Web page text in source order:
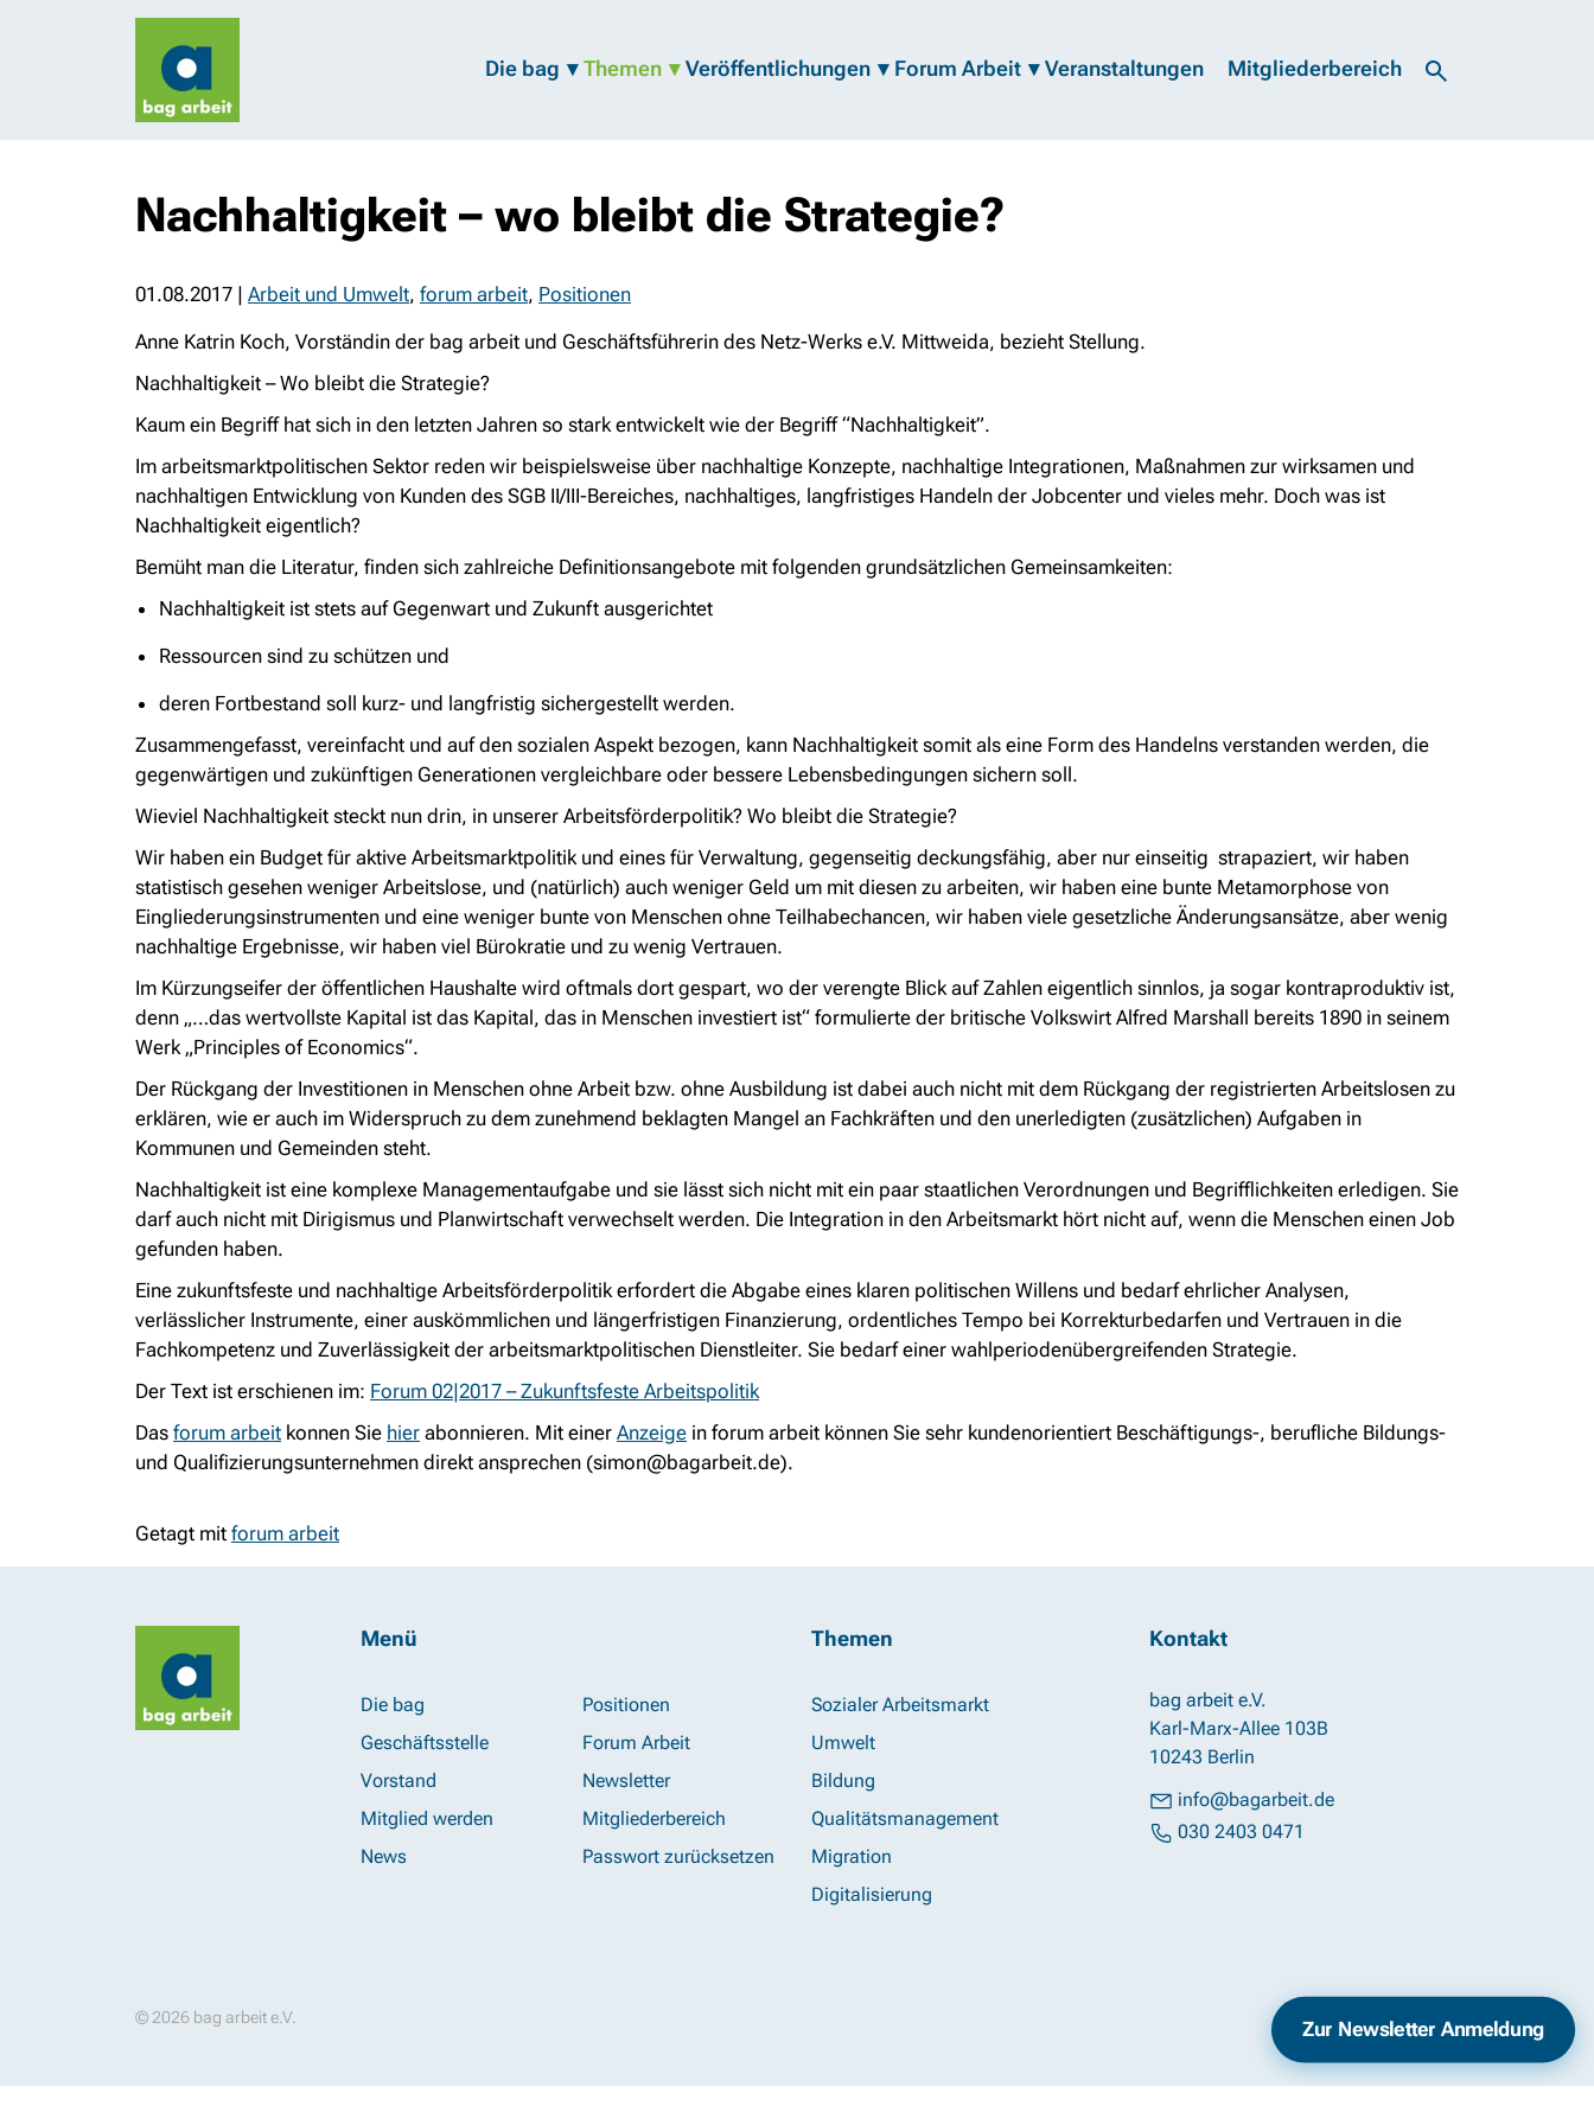
Die bag Themen Veröffentlichungen Forum Arbeit Veranstaltungen Mitgliederbereich
Nachhaltigkeit – wo bleibt die Strategie?
01.08.2017 | Arbeit und Umwelt, forum arbeit, Positionen
Anne Katrin Koch, Vorständin der bag arbeit und Geschäftsführerin des Netz-Werks e.V. Mittweida, bezieht Stellung.
Nachhaltigkeit – Wo bleibt die Strategie?
Kaum ein Begriff hat sich in den letzten Jahren so stark entwickelt wie der Begriff “Nachhaltigkeit”.
Im arbeitsmarktpolitischen Sektor reden wir beispielsweise über nachhaltige Konzepte, nachhaltige Integrationen, Maßnahmen zur wirksamen und
nachhaltigen Entwicklung von Kunden des SGB II/III-Bereiches, nachhaltiges, langfristiges Handeln der Jobcenter und vieles mehr. Doch was ist
Nachhaltigkeit eigentlich?
Bemüht man die Literatur, finden sich zahlreiche Definitionsangebote mit folgenden grundsätzlichen Gemeinsamkeiten:
Nachhaltigkeit ist stets auf Gegenwart und Zukunft ausgerichtet
Ressourcen sind zu schützen und
deren Fortbestand soll kurz- und langfristig sichergestellt werden.
Zusammengefasst, vereinfacht und auf den sozialen Aspekt bezogen, kann Nachhaltigkeit somit als eine Form des Handelns verstanden werden, die
gegenwärtigen und zukünftigen Generationen vergleichbare oder bessere Lebensbedingungen sichern soll.
Wieviel Nachhaltigkeit steckt nun drin, in unserer Arbeitsförderpolitik? Wo bleibt die Strategie?
Wir haben ein Budget für aktive Arbeitsmarktpolitik und eines für Verwaltung, gegenseitig deckungsfähig, aber nur einseitig strapaziert, wir haben
statistisch gesehen weniger Arbeitslose, und (natürlich) auch weniger Geld um mit diesen zu arbeiten, wir haben eine bunte Metamorphose von
Eingliederungsinstrumenten und eine weniger bunte von Menschen ohne Teilhabechancen, wir haben viele gesetzliche Änderungsansätze, aber wenig
nachhaltige Ergebnisse, wir haben viel Bürokratie und zu wenig Vertrauen.
Im Kürzungseifer der öffentlichen Haushalte wird oftmals dort gespart, wo der verengte Blick auf Zahlen eigentlich sinnlos, ja sogar kontraproduktiv ist,
denn „…das wertvollste Kapital ist das Kapital, das in Menschen investiert ist“ formulierte der britische Volkswirt Alfred Marshall bereits 1890 in seinem
Werk „Principles of Economics“.
Der Rückgang der Investitionen in Menschen ohne Arbeit bzw. ohne Ausbildung ist dabei auch nicht mit dem Rückgang der registrierten Arbeitslosen zu
erklären, wie er auch im Widerspruch zu dem zunehmend beklagten Mangel an Fachkräften und den unerledigten (zusätzlichen) Aufgaben in
Kommunen und Gemeinden steht.
Nachhaltigkeit ist eine komplexe Managementaufgabe und sie lässt sich nicht mit ein paar staatlichen Verordnungen und Begrifflichkeiten erledigen. Sie
darf auch nicht mit Dirigismus und Planwirtschaft verwechselt werden. Die Integration in den Arbeitsmarkt hört nicht auf, wenn die Menschen einen Job
gefunden haben.
Eine zukunftsfeste und nachhaltige Arbeitsförderpolitik erfordert die Abgabe eines klaren politischen Willens und bedarf ehrlicher Analysen,
verlässlicher Instrumente, einer auskömmlichen und längerfristigen Finanzierung, ordentliches Tempo bei Korrekturbedarfen und Vertrauen in die
Fachkompetenz und Zuverlässigkeit der arbeitsmarktpolitischen Dienstleiter. Sie bedarf einer wahlperiodenübergreifenden Strategie.
Der Text ist erschienen im: Forum 02|2017 – Zukunftsfeste Arbeitspolitik
Das forum arbeit konnen Sie hier abonnieren. Mit einer Anzeige in forum arbeit können Sie sehr kundenorientiert Beschäftigungs-, berufliche Bildungs-
und Qualifizierungsunternehmen direkt ansprechen (simon@bagarbeit.de).
Getagt mit forum arbeit
Menü
Die bag
Geschäftsstelle
Vorstand
Mitglied werden
News
Positionen
Forum Arbeit
Newsletter
Mitgliederbereich
Passwort zurücksetzen
Themen
Sozialer Arbeitsmarkt
Umwelt
Bildung
Qualitätsmanagement
Migration
Digitalisierung
Kontakt
bag arbeit e.V.
Karl-Marx-Allee 103B
10243 Berlin
info@bagarbeit.de
030 2403 0471
© 2026 bag arbeit e.V. Impressum Datenschutz
Zur Newsletter Anmeldung